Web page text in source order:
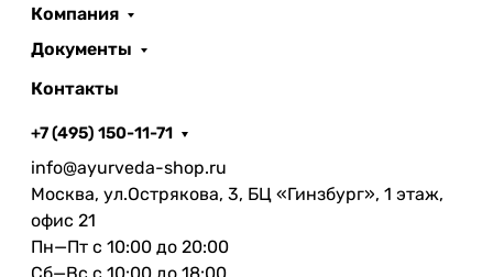
Компания
Документы
Контакты
+7 (495) 150-11-71
info@ayurveda-shop.ru
Москва, ул.Острякова, 3, БЦ «Гинзбург», 1 этаж,
офис 21
Пн—Пт с 10:00 до 20:00